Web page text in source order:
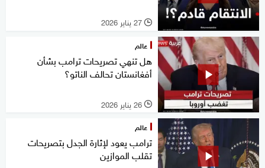
l 27 يناير 2026
عالم
هل تنهي تصريحات ترامب بشأن
أفغانستان تحالف الناتو؟
l 26 يناير 2026
عالم
ترامب يعود لإثارة الجدل بتصريحات
تقلب الموازين